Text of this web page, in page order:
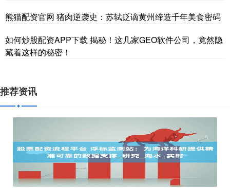
熊猫配资官网 猪肉逆袭史：苏轼贬谪黄州缔造千年美食密码
如何炒股配资APP下载 揭秘！这几家GEO软件公司，竟然隐
藏着这样的秘密！
推荐资讯